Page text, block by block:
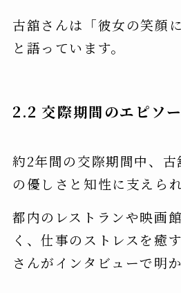
古舘さんは「彼女の笑顔
と語っています。
2.2 交際期間のエピソ
約2年間の交際期間中、
の優しさと知性に支えら
都内のレストランや映画
く、仕事のストレスを癒
さんがインタビューで明